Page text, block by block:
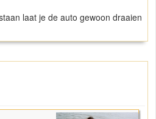
laat je de auto gewoon draaien